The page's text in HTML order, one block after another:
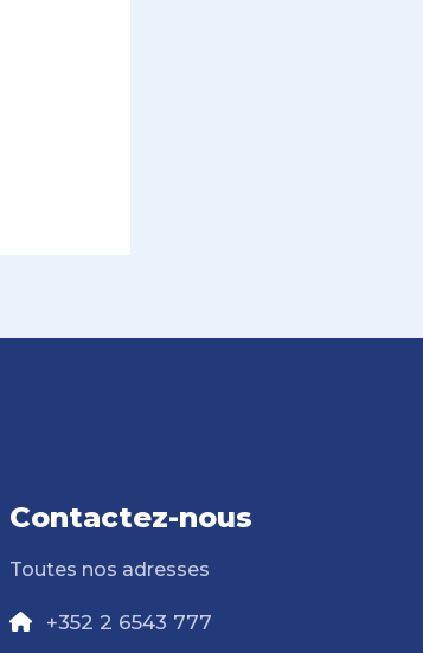
Contactez-nous
Toutes nos adresses
+352 2 6543 777